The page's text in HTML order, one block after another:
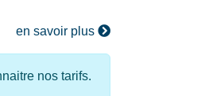
en savoir plus
nos tarifs.